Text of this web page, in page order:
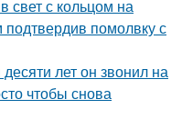
с кольцом на
помолвку с
лет он звонил на
чтобы снова